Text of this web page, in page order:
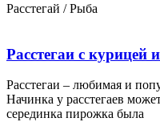
Расстегай / Рыба
Расстегаи с курицей
Расстегаи – любимая и
Начинка у расстегаев
серединка пирожка была